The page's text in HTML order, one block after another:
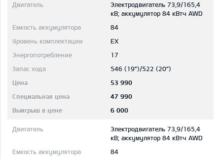
Электродвигатель 73,9/165,4
кВ; aккумулятор 84 кВтч AWD
84
EX
17
546 (19")/522 (20")
53 990
47 990
6 000
Электродвигатель 73,9/165,4
кВ; aккумулятор 84 кВтч AWD
84